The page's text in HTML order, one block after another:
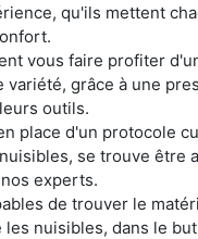
qu'ils mettent
vous faire profiter
variété, grâce à une
outils.
place d'un protocole
se trouve être
experts.
de trouver le
nuisibles, dans le